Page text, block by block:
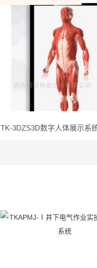
TK-3DZS3D数字人体展示系